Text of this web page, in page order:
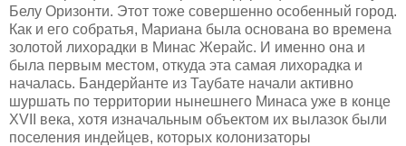
Белу Оризонти. Этот тоже совершенно особенный город.
Как и его собратья, Мариана была основана во времена
золотой лихорадки в Минас Жерайс. И именно она и
была первым местом, откуда эта самая лихорадка и
началась. Бандерйанте из Таубате начали активно
шуршать по территории нынешнего Минаса уже в конце
XVII века, хотя изначальным объектом их вылазок были
поселения индейцев, которых колонизаторы